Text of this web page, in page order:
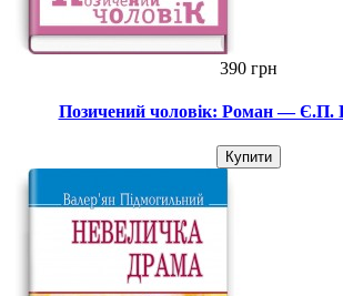
390 грн
Позичений чоловік: Роман — Є.П.
Купити